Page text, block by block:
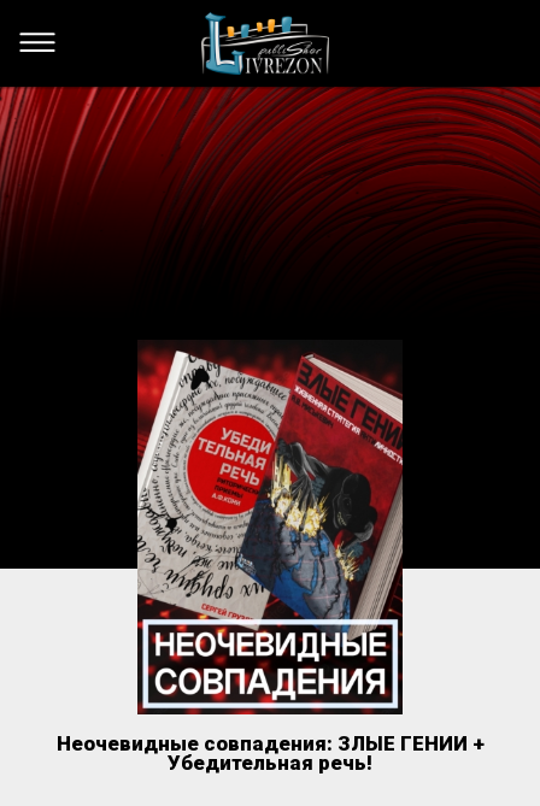
Неочевидные совпадения: ЗЛЫЕ ГЕНИИ +
Убедительная речь!